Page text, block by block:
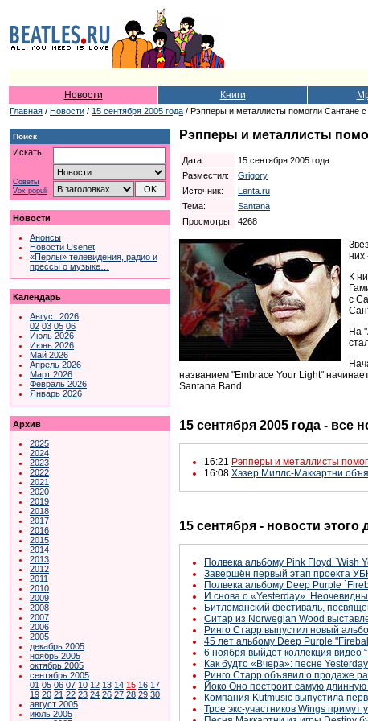
Новости Книги
Главная / Новости / 15 сентября 2005 года / Рэпперы и металлисты помогли Сантане
Поиск
Искать:
Советы
Vox populi
Новости
Анонсы
Новости Usenet
«Перлы» телевидения, радио и
прессы о музыке…
Календарь
Август 2026
02 03 05 06
Июль 2026
Июнь 2026
Май 2026
Апрель 2026
Март 2026
Февраль 2026
Январь 2026
Архив
2025
2024
2023
2022
2021
2020
2019
2018
2017
2016
2015
2014
2013
2012
2011
2010
2009
2008
2007
2006
2005
декабрь 2005
ноябрь 2005
октябрь 2005
сентябрь 2005
01 05 06 07 10 12 13 14 15 16 17
19 20 21 22 23 24 26 27 28 29 30
август 2005
июль 2005
Рэпперы и металлисты
Дата:
15 сентября 2005 года
Разместил:
Grigory
Источник:
Lenta.ru
Тема:
Santana
Просмотры:
4268
них
К
с
На
названием "Embrace Your Light"
Santana Band.
15 сентября 2005 года - все
16:21 Рэпперы и металлисты
16:08 Хэзер Миллс-Маккартни
15 сентября - новости
Полвека альбому Pink Floyd `Wish
Завершён первый этап проекта
Полвека альбому Deep Purple
И снова о «Yesterday».
Битломанский фестиваль,
Ситар из Norwegian Wood
Ринго Старр выпустил новый
45 лет альбому Deep Purple
6 ноября выйдет коллекция видео
Как будто «Вчера»: песне
Ринго Старр объявил о продаже
Йоко Оно построит самую
Компания Kutmusic выпустила
Трое экс-участников Wings